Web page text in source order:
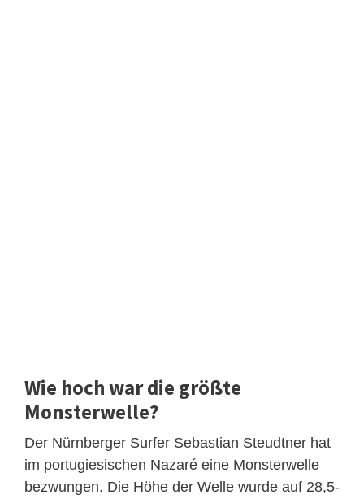
Wie hoch war die größte
Monsterwelle?
Der Nürnberger Surfer Sebastian Steudtner hat
im portugiesischen Nazaré eine Monsterwelle
bezwungen. Die Höhe der Welle wurde auf 28,5-